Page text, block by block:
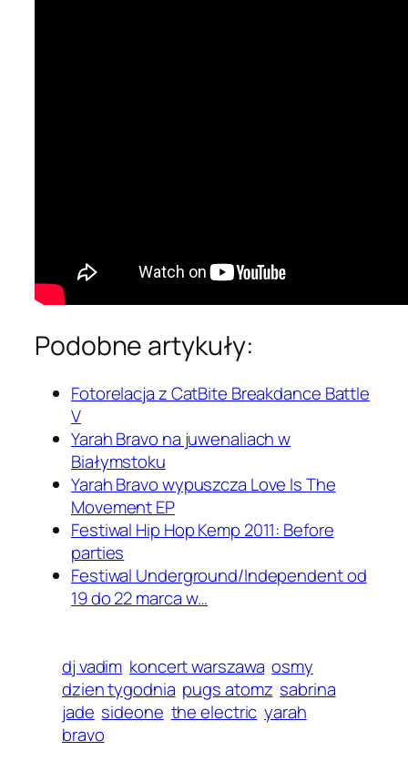
Podobne artykuły:
Fotorelacja z CatBite Breakdance Battle
V
Yarah Bravo na juwenaliach w
Białymstoku
Yarah Bravo wypuszcza Love Is The
Movement EP
Festiwal Hip Hop Kemp 2011: Before
parties
Festiwal Underground/Independent od
19 do 22 marca w…
dj vadim koncert warszawa osmy
dzien tygodnia pugs atomz sabrina
jade sideone the electric yarah
bravo